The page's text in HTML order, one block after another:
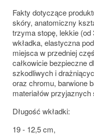
Fakty dotyczące
skóry, anatomiczny
trzyma stopę, lekkie
wkładka, elastyczna
miejsca w przedniej
całkowicie bezpieczne
szkodliwych i
oraz chromu, barwione
materiałów
Długość wkładki:
19 - 12,5 cm,